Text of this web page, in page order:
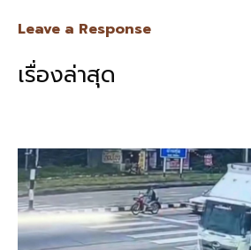
k
Leave a Response
เรื่องล่าสุด